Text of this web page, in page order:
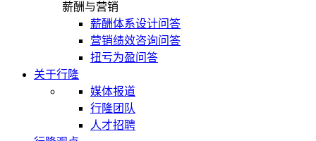
薪酬与营销
薪酬体系设计问答
营销绩效咨询问答
扭亏为盈问答
关于行隆
媒体报道
行隆团队
人才招聘